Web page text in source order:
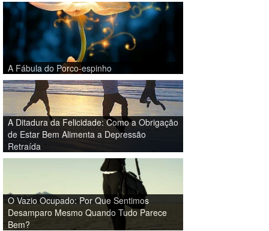
A Fábula do Porco-espinho
A Ditadura da Felicidade: Como a Obrigação
de Estar Bem Alimenta a Depressão
Retraída
O Vazio Ocupado: Por Que Sentimos
Desamparo Mesmo Quando Tudo Parece
Bem?